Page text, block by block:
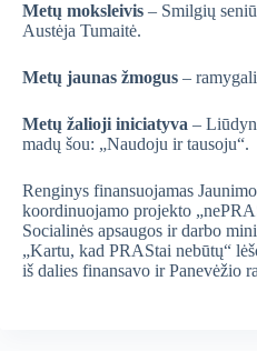
Metų moksleivis – Smilgių
Austėja Tumaitė.
Metų jaunas žmogus –
Metų žalioji iniciatyva –
madų šou: „Naudoju ir tausoju“.
Renginys finansuojamas
koordinuojamo projekto
Socialinės apsaugos ir darbo
„Kartu, kad PRAStai nebūtų“
iš dalies finansavo ir Panevėžio